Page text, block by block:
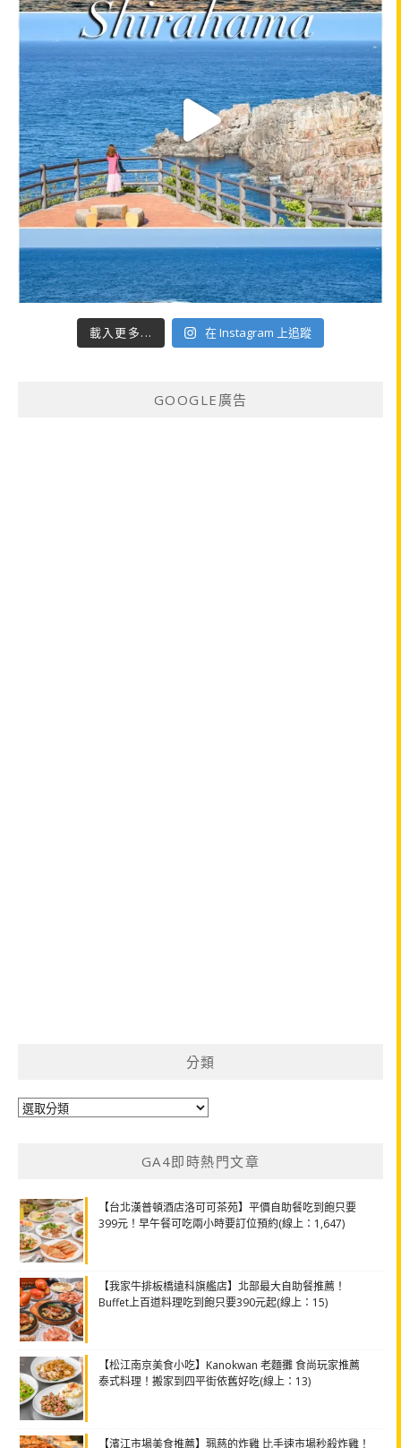
載入更多... 在 Instagram 上追蹤
GOOGLE廣告
分類
分
GA4即時熱門文章
【台北漢普頓酒店洛可可茶苑】平價自助餐吃到飽只要
399元！早午餐可吃兩小時要訂位預約(線上：1,647)
【我家牛排板橋遠科旗艦店】北部最大自助餐推薦！
Buffet上百道料理吃到飽只要390元起(線上：15)
【松江南京美食小吃】Kanokwan 老麵攤 食尚玩家推薦
泰式料理！搬家到四平街依舊好吃(線上：13)
【濱江市場美食推薦】珮慈的炸雞 比手速市場秒殺炸雞！